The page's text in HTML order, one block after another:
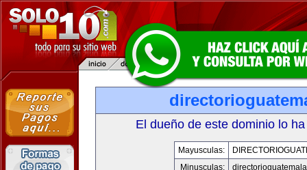
El dueño de este dominio lo
Mayusculas:
Minusculas: